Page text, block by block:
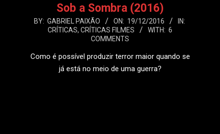
Sob a Sombra (2016)
2016-
BY: GABRIEL PAIXÃO ON: 19/12/2016
IN:
CRÍTICAS, CRÍTICAS FILMES WITH: 6
COMMENTS
Como é possível produzir terror maior quando se
já está no meio de uma guerra?